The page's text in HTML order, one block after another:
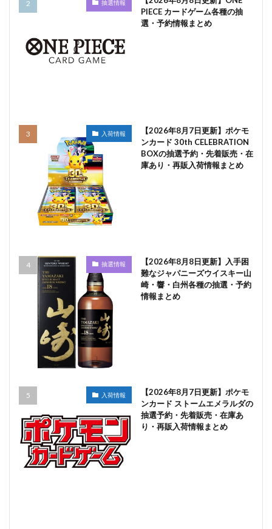
抽選情報
PIECE カードゲーム各種の抽
選・予約情報まとめ
入荷情報
【2026年8月7日更新】ポケモ
ンカード 30th CELEBRATION
BOXの抽選予約・先着販売・在
庫あり・再販入荷情報まとめ
抽選情報
【2026年8月8日更新】入手困
難なジャパニーズウイスキー山
崎・響・白州各種の抽選・予約
情報まとめ
入荷情報
【2026年8月7日更新】ポケモ
ンカード ストームエメラルダの
抽選予約・先着販売・在庫あ
り・再販入荷情報まとめ